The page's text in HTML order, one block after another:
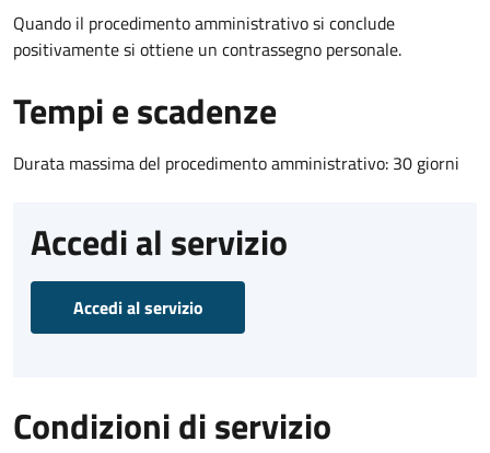
Quando il procedimento amministrativo si conclude
positivamente si ottiene un contrassegno personale.
Tempi e scadenze
Durata massima del procedimento amministrativo: 30 giorni
Accedi al servizio
Accedi al servizio
Condizioni di servizio